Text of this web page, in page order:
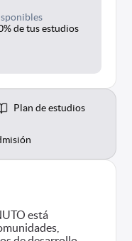
de tus estudios
Plan de estudios
está